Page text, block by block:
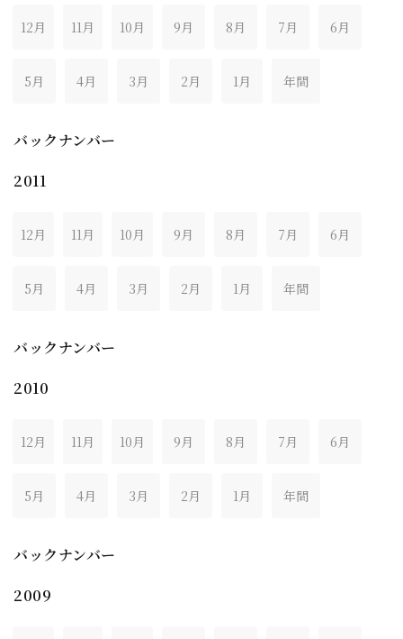
12月 11月 10月 9月 8月 7月 6月
5月 4月 3月 2月 1月 年間
バックナンバー
2011
12月 11月 10月 9月 8月 7月 6月
5月 4月 3月 2月 1月 年間
バックナンバー
2010
12月 11月 10月 9月 8月 7月 6月
5月 4月 3月 2月 1月 年間
バックナンバー
2009